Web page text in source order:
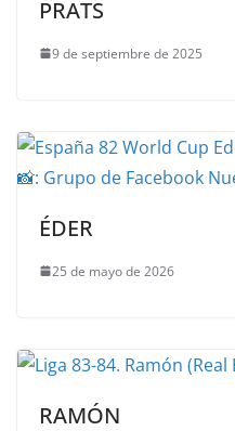
PRATS
9 de septiembre de 2025
ÉDER
25 de mayo de 2026
RAMÓN